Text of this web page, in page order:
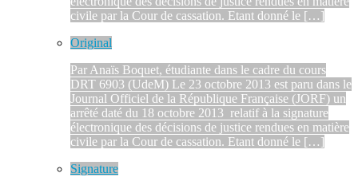
civile par la Cour de cassation. Etant donné le […]
Original
Par Anaïs Boquet, étudiante dans le cadre du cours
DRT 6903 (UdeM) Le 23 octobre 2013 est paru dans le
Journal Officiel de la République Française (JORF) un
arrêté daté du 18 octobre 2013 relatif à la signature
électronique des décisions de justice rendues en matière
civile par la Cour de cassation. Etant donné le […]
Signature